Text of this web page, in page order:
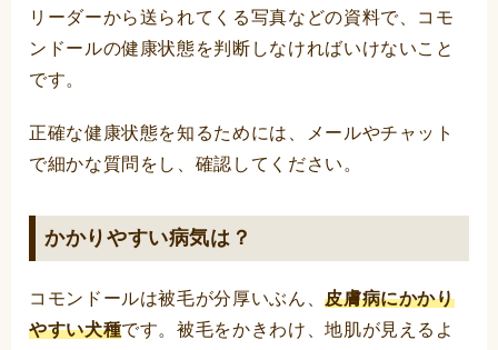
リーダーから送られてくる写真などの資料で、コモ
ンドールの健康状態を判断しなければいけないこと
です。
正確な健康状態を知るためには、メールやチャット
で細かな質問をし、確認してください。
かかりやすい病気は？
コモンドールは被毛が分厚いぶん、皮膚病にかかり
やすい犬種です。被毛をかきわけ、地肌が見えるよ